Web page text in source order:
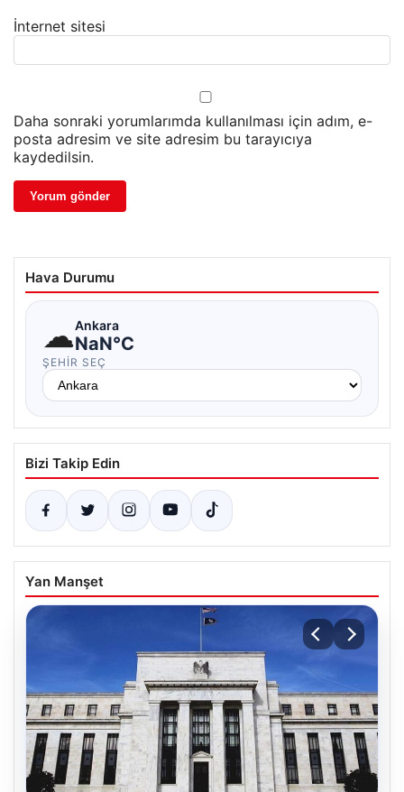
İnternet sitesi
Daha sonraki yorumlarımda kullanılması için adım, e-
posta adresim ve site adresim bu tarayıcıya
kaydedilsin.
Hava Durumu
☁Ankara
NaN°C
ŞEHIR SEÇ
Bizi Takip Edin
Yan Manşet